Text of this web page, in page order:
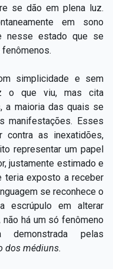
se dão em plena luz.
em sono
nesse estado que se
simplicidade e sem
o que viu, mas cita
a maioria das quais se
manifestações. Esses
contra as inexatidões,
representar um papel
justamente estimado e
teria exposto a receber
se reconhece o
escrúpulo em alterar
há um só fenômeno
pelas
dos médiuns.